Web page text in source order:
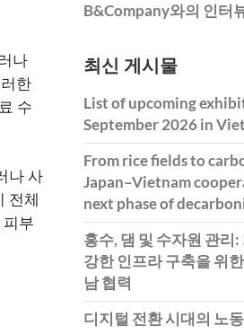
나
한
수
나 사
전체
부
B&Company와의 인터
최신 게시물
List of upcoming
September 2026 in
From rice fields to
Japan–Vietnam
next phase of
홍수, 댐 및 수자원 관리
강한 인프라 구축을 위
남 협력
디지털 전환 시대의 노